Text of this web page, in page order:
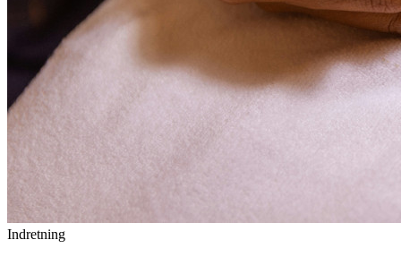
Indretning